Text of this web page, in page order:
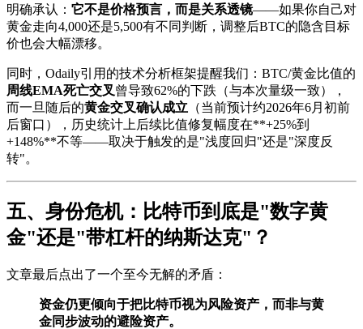
明确承认： 它不是价格预言，而是关系透镜——如果你自己对
黄金走向4,000还是5,500有不同判断，调整后BTC的隐含目标
价也会大幅漂移。
同时，Odaily引用的技术分析框架提醒我们：BTC/黄金比值的
周线EMA死亡交叉 曾导致62%的下跌（与本次量级一致），
而一旦随后的黄金交叉确认成立 （当前预计约2026年6月初前
后窗口），历史统计上后续比值修复幅度在**+25%到
+148%**不等——取决于触发的是"浅度回归"还是"深度反
转"。
五、身份危机：比特币到底是"数字黄
金"还是"带杠杆的纳斯达克"？
文章最后点出了一个至今无解的矛盾：
资金仍更倾向于把比特币视为风险资产，而非与黄
金同步波动的避险资产。